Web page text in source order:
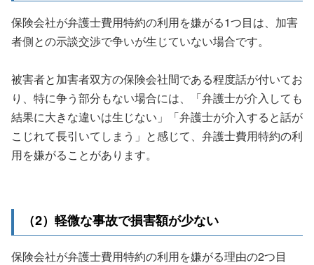
保険会社が弁護士費用特約の利用を嫌がる1つ目は、加害
者側との示談交渉で争いが生じていない場合です。
被害者と加害者双方の保険会社間である程度話が付いてお
り、特に争う部分もない場合には、「弁護士が介入しても
結果に大きな違いは生じない」「弁護士が介入すると話が
こじれて長引いてしまう」と感じて、弁護士費用特約の利
用を嫌がることがあります。
（2）軽微な事故で損害額が少ない
保険会社が弁護士費用特約の利用を嫌がる理由の2つ目